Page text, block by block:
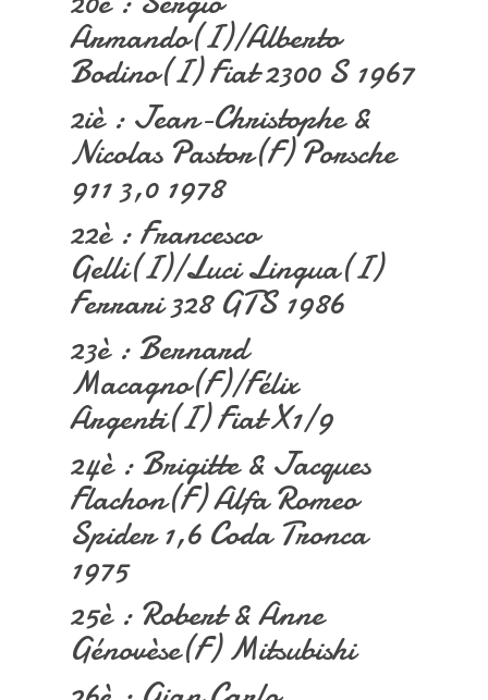
Armando(I)/Alberto
Bodino(I) Fiat 2300 S 1967
2iè : Jean-Christophe &
Nicolas Pastor(F) Porsche
911 3,0 1978
22è : Francesco
Gelli(I)/Luci Lingua(I)
Ferrari 328 GTS 1986
23è : Bernard
Macagno(F)/Félix
Argenti(I) Fiat X1/9
24è : Brigitte & Jacques
Flachon(F) Alfa Romeo
Spider 1,6 Coda Tronca
1975
25è : Robert & Anne
Génovèse(F) Mitsubishi